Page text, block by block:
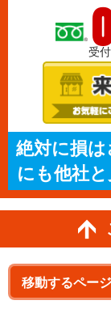
受
絶対に損
にも他社